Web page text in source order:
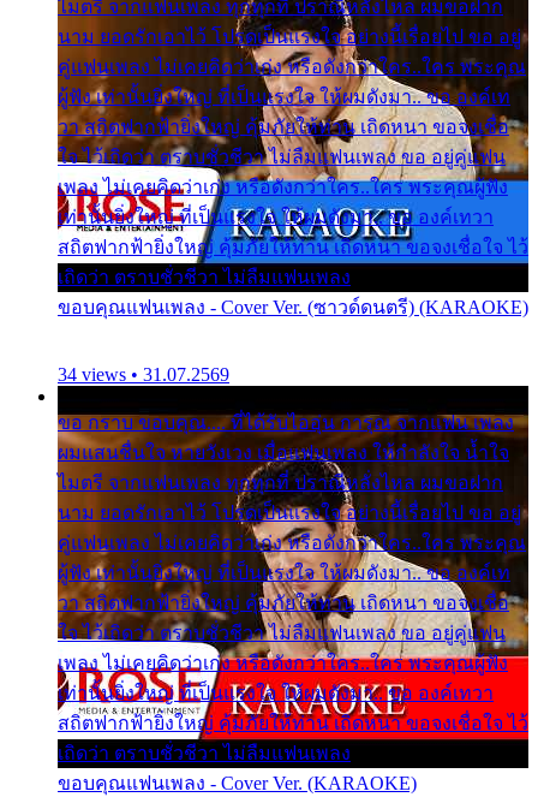
ไมตรี จากแฟนเพลง ทุกทุกที่ ปราณีหลั่งไหล ผมขอฝาก
นาม ยอดรักเอาไว้ โปรดเป็นแรงใจ อย่างนี้เรื่อยไป ขอ อยู่
คู่แฟนเพลง ไม่เคยคิดว่าเก่ง หรือดังกว่าใคร..ใคร พระคุณ
ผู้ฟัง เท่านั้นยิ่งใหญ่ ที่เป็นแรงใจ ให้ผมดังมา.. ขอ องค์เท
วา สถิตฟากฟ้ายิ่งใหญ่ คุ้มภัยให้ท่าน เถิดหนา ขอจงเชื่อ
ใจ ไว้เถิดว่า ตราบชั่วชีวา ไม่ลืมแฟนเพลง ขอ อยู่คู่แฟน
เพลง ไม่เคยคิดว่าเก่ง หรือดังกว่าใคร..ใคร พระคุณผู้ฟัง
เท่านั้นยิ่งใหญ่ ที่เป็นแรงใจ ให้ผมดังมา.. ขอ องค์เทวา
สถิตฟากฟ้ายิ่งใหญ่ คุ้มภัยให้ท่าน เถิดหนา ขอจงเชื่อใจ ไว้
เถิดว่า ตราบชั่วชีวา ไม่ลืมแฟนเพลง
ขอบคุณแฟนเพลง - Cover Ver. (ซาวด์ดนตรี) (KARAOKE)
34 views • 31.07.2569
ขอ กราบ ขอบคุณ.... ที่ได้รับไออุ่น การุณ จากแฟน เพลง
ผมแสนชื่นใจ หายวังเวง เมื่อแฟนเพลง ให้กำลังใจ น้ำใจ
ไมตรี จากแฟนเพลง ทุกทุกที่ ปราณีหลั่งไหล ผมขอฝาก
นาม ยอดรักเอาไว้ โปรดเป็นแรงใจ อย่างนี้เรื่อยไป ขอ อยู่
คู่แฟนเพลง ไม่เคยคิดว่าเก่ง หรือดังกว่าใคร..ใคร พระคุณ
ผู้ฟัง เท่านั้นยิ่งใหญ่ ที่เป็นแรงใจ ให้ผมดังมา.. ขอ องค์เท
วา สถิตฟากฟ้ายิ่งใหญ่ คุ้มภัยให้ท่าน เถิดหนา ขอจงเชื่อ
ใจ ไว้เถิดว่า ตราบชั่วชีวา ไม่ลืมแฟนเพลง ขอ อยู่คู่แฟน
เพลง ไม่เคยคิดว่าเก่ง หรือดังกว่าใคร..ใคร พระคุณผู้ฟัง
เท่านั้นยิ่งใหญ่ ที่เป็นแรงใจ ให้ผมดังมา.. ขอ องค์เทวา
สถิตฟากฟ้ายิ่งใหญ่ คุ้มภัยให้ท่าน เถิดหนา ขอจงเชื่อใจ ไว้
เถิดว่า ตราบชั่วชีวา ไม่ลืมแฟนเพลง
ขอบคุณแฟนเพลง - Cover Ver. (KARAOKE)